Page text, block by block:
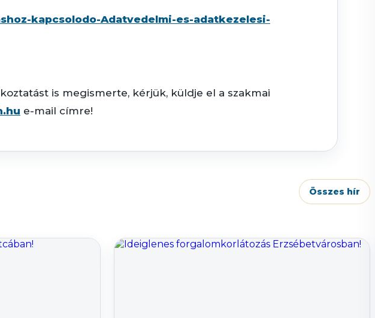
kapcsolodo-Adatvedelmi-es-adatkezelesi-
is megismerte, kérjük, küldje el a szakmai
e-mail címre!
Összes hír